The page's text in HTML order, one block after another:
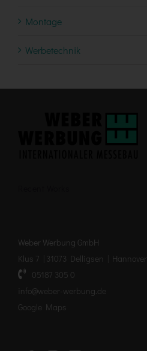
Montage
Werbetechnik
Weber Werbung GmbH
Klus 7 | 31073 Delligsen | Hannover
05187 305 0
info@weber-werbung.de
Google Maps